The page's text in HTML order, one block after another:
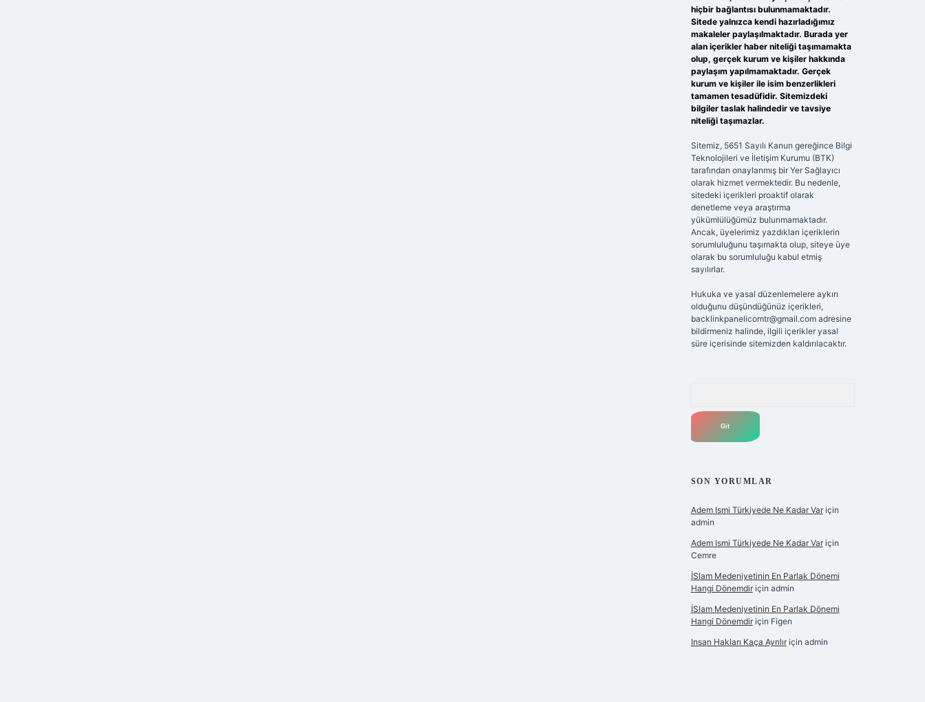
hiçbir bağlantısı bulunmamaktadır.
Sitede yalnızca kendi hazırladığımız
makaleler paylaşılmaktadır. Burada yer
alan içerikler haber niteliği taşımamakta
olup, gerçek kurum ve kişiler hakkında
paylaşım yapılmamaktadır. Gerçek
kurum ve kişiler ile isim benzerlikleri
tamamen tesadüfidir. Sitemizdeki
bilgiler taslak halindedir ve tavsiye
niteliği taşımazlar.
Sitemiz, 5651 Sayılı Kanun gereğince Bilgi
Teknolojileri ve İletişim Kurumu (BTK)
tarafından onaylanmış bir Yer Sağlayıcı
olarak hizmet vermektedir. Bu nedenle,
sitedeki içerikleri proaktif olarak
denetleme veya araştırma
yükümlülüğümüz bulunmamaktadır.
Ancak, üyelerimiz yazdıkları içeriklerin
sorumluluğunu taşımakta olup, siteye üye
olarak bu sorumluluğu kabul etmiş
sayılırlar.
Hukuka ve yasal düzenlemelere aykırı
olduğunu düşündüğünüz içerikleri,
backlinkpanelicomtr@gmail.comadresine
bildirmeniz halinde, ilgili içerikler yasal
süre içerisinde sitemizden kaldırılacaktır.
SON YORUMLAR
Adem Ismi Türkiyede Ne Kadar Variçin
admin
Adem Ismi Türkiyede Ne Kadar Variçin
Cemre
İSlam Medeniyetinin En Parlak Dönemi
Hangi Dönemdiriçin admin
İSlam Medeniyetinin En Parlak Dönemi
Hangi Dönemdiriçin Figen
Insan Hakları Kaça Ayrılıriçin admin